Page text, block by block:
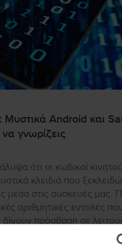
Μυστικά Android και
γνωρίζεις
ότι οι κωδικοί κινητού
κλειδιά που
μέσα στις συσκευές μας.
αριθμητικές εντολές
πρόσβαση σε
υπάρχουν στα